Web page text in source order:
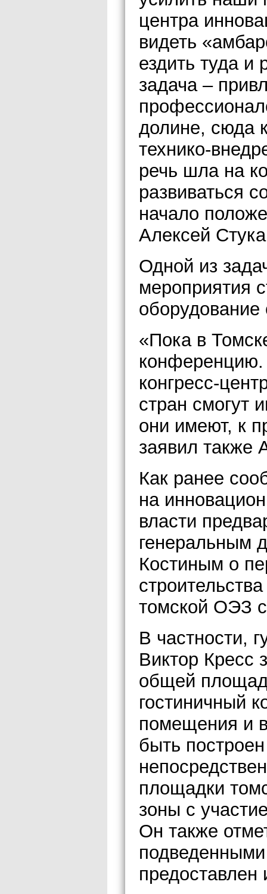
центра
видеть
ездить туда и
задача –
долине, сюда
технико-
речь шла на
развиваться
начало
Алексей
Одной из
мероприятия
оборудование
«Пока в
конгресс-
стран смогут
они имеют, к
заявил также
Как ранее
на
власти
генеральным
Костиным о
томской ОЭЗ
В частности,
Виктор Кресс
общей
гостиничный
помещения и
быть
площадки
зоны с
Он также
предоставлен